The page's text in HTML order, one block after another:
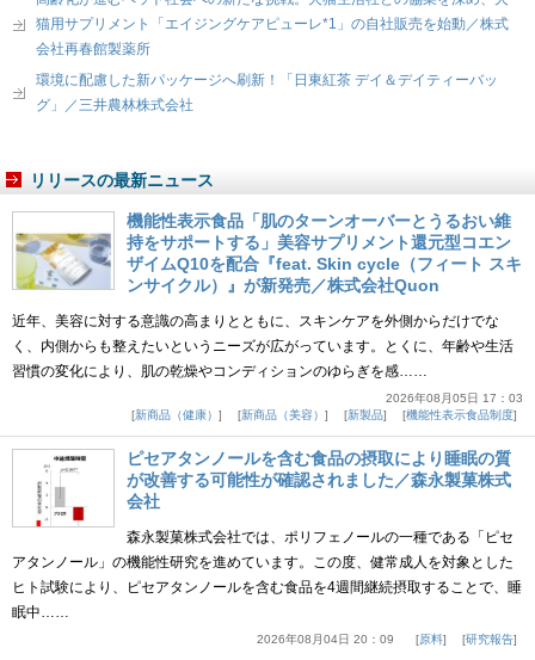
猫用サプリメント「エイジングケアピューレ*1」の自社販売を始動／株式
会社再春館製薬所
環境に配慮した新パッケージへ刷新！「日東紅茶 デイ＆デイティーバッ
グ」／三井農林株式会社
リリースの最新ニュース
機能性表示食品「肌のターンオーバーとうるおい維
持をサポートする」美容サプリメント還元型コエン
ザイムQ10を配合『feat. Skin cycle（フィート スキ
ンサイクル）』が新発売／株式会社Quon
近年、美容に対する意識の高まりとともに、スキンケアを外側からだけでな
く、内側からも整えたいというニーズが広がっています。とくに、年齢や生活
習慣の変化により、肌の乾燥やコンディションのゆらぎを感……
2026年08月05日 17：03
新商品（健康）
新商品（美容） 新製品 機能性表示食品制度
ピセアタンノールを含む食品の摂取により睡眠の質
が改善する可能性が確認されました／森永製菓株式
会社
森永製菓株式会社では、ポリフェノールの一種である「ピセ
アタンノール」の機能性研究を進めています。この度、健常成人を対象とした
ヒト試験により、ピセアタンノールを含む食品を4週間継続摂取することで、睡
眠中……
2026年08月04日 20：09 原料 研究報告